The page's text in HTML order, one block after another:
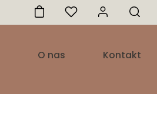
O nas Kontakt